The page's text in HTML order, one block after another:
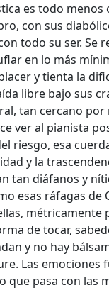
es todo
con sus
todo su ser. Se
en lo más
y tienta la
libre bajo sus
tan cercano por
ver al pianista
riesgo, esa
y la
tan diáfanos y
esas ráfagas de
métricamente
de tocar,
y no hay
Las emociones
que pasa con las